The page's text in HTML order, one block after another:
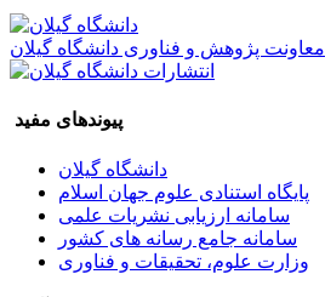
معاونت پژوهش و فناوری دانشگاه گیلان
پیوندهای مفید
دانشگاه گیلان
پایگاه استنادی علوم جهان اسلام
سامانه ارزیابی نشریات علمی
سامانه جامع رسانه های کشور
وزارت علوم، تحقیقات و فناوری